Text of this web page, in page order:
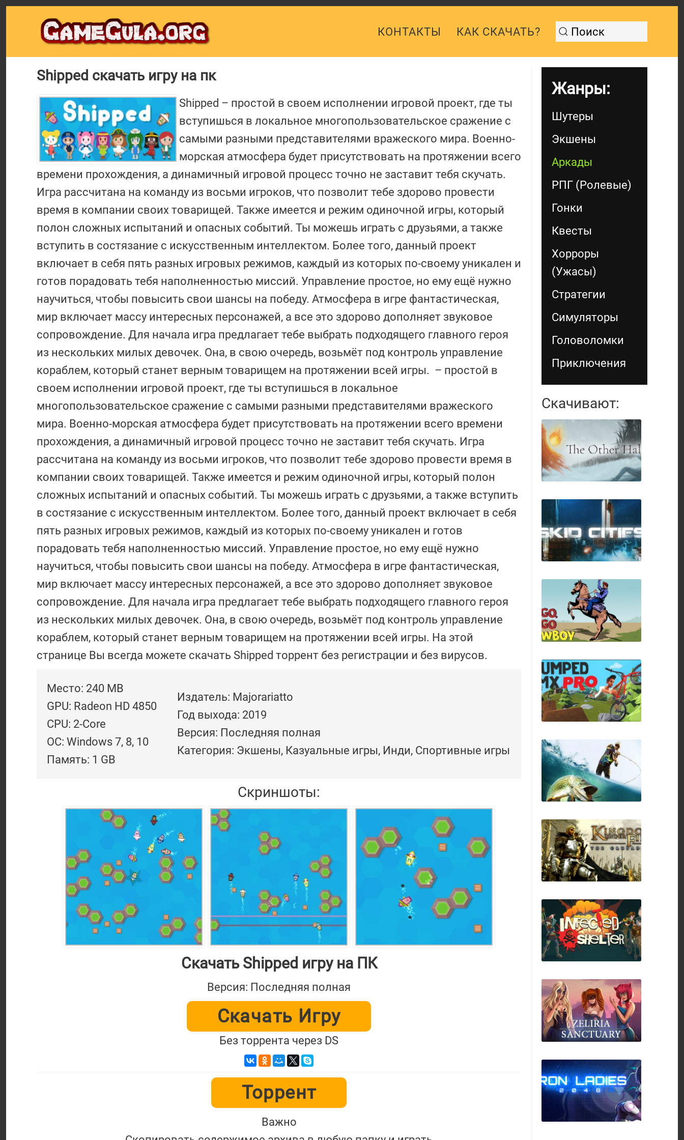
КОНТАКТЫ КАК СКАЧАТЬ?
Shipped скачать игру на пк
Shipped – простой в своем исполнении игровой проект, где ты
вступишься в локальное многопользовательское сражение с
самыми разными представителями вражеского мира. Военно-
морская атмосфера будет присутствовать на протяжении всего
времени прохождения, а динамичный игровой процесс точно не заставит тебя скучать.
Игра рассчитана на команду из восьми игроков, что позволит тебе здорово провести
время в компании своих товарищей. Также имеется и режим одиночной игры, который
полон сложных испытаний и опасных событий. Ты можешь играть с друзьями, а также
вступить в состязание с искусственным интеллектом. Более того, данный проект
включает в себя пять разных игровых режимов, каждый из которых по-своему уникален и
готов порадовать тебя наполненностью миссий. Управление простое, но ему ещё нужно
научиться, чтобы повысить свои шансы на победу. Атмосфера в игре фантастическая,
мир включает массу интересных персонажей, а все это здорово дополняет звуковое
сопровождение. Для начала игра предлагает тебе выбрать подходящего главного героя
из нескольких милых девочек. Она, в свою очередь, возьмёт под контроль управление
кораблем, который станет верным товарищем на протяжении всей игры. – простой в
своем исполнении игровой проект, где ты вступишься в локальное
многопользовательское сражение с самыми разными представителями вражеского
мира. Военно-морская атмосфера будет присутствовать на протяжении всего времени
прохождения, а динамичный игровой процесс точно не заставит тебя скучать. Игра
рассчитана на команду из восьми игроков, что позволит тебе здорово провести время в
компании своих товарищей. Также имеется и режим одиночной игры, который полон
сложных испытаний и опасных событий. Ты можешь играть с друзьями, а также вступить
в состязание с искусственным интеллектом. Более того, данный проект включает в себя
пять разных игровых режимов, каждый из которых по-своему уникален и готов
порадовать тебя наполненностью миссий. Управление простое, но ему ещё нужно
научиться, чтобы повысить свои шансы на победу. Атмосфера в игре фантастическая,
мир включает массу интересных персонажей, а все это здорово дополняет звуковое
сопровождение. Для начала игра предлагает тебе выбрать подходящего главного героя
из нескольких милых девочек. Она, в свою очередь, возьмёт под контроль управление
кораблем, который станет верным товарищем на протяжении всей игры. На этой
странице Вы всегда можете скачать Shipped торрент без регистрации и без вирусов.
Место: 240 MB
GPU: Radeon HD 4850
CPU: 2-Core
ОС: Windows 7, 8, 10
Память: 1 GB
Издатель: Majorariatto
Год выхода: 2019
Версия: Последняя полная
Категория: Экшены, Казуальные игры, Инди, Спортивные игры
Скриншоты:
Скачать Shipped игру на ПК
Версия: Последняя полная
Скачать Игру
Без торрента через DS
Торрент
Важно
Жанры:
Шутеры
Экшены
Аркады
РПГ (Ролевые)
Гонки
Квесты
Хорроры
(Ужасы)
Стратегии
Симуляторы
Головоломки
Приключения
Скачивают:
Pro Fishing
Kingdom Under Fire: